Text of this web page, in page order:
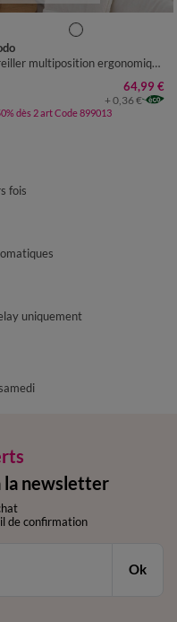
OREILLER : 32X52CM
Oreiller multiposition ergonomique Cerviform
64,99 €
+ 0,36 €
dès 2 art Code 899013
fois
uniquement
la newsletter
de confirmation
Ok